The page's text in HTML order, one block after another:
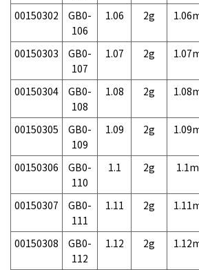
00150302
GB0-
106
1.06 2g
00150303
GB0-
107
1.07 2g
00150304
GB0-
108
1.08 2g
00150305
GB0-
109
1.09 2g
00150306
GB0-
110
1.1 2g
00150307
GB0-
111
1.11 2g
00150308
GB0-
112
1.12 2g